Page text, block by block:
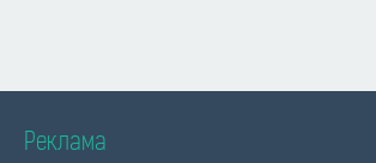
Реклама